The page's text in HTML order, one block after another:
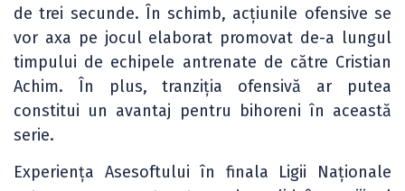
de trei secunde. În schimb, acțiunile ofensive se
vor axa pe jocul elaborat promovat de-a lungul
timpului de echipele antrenate de către Cristian
Achim. În plus, tranziția ofensivă ar putea
constitui un avantaj pentru bihoreni în această
serie.
Experiența Asesoftului în finala Ligii Naționale